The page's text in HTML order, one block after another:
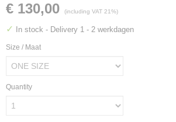
€ 130,00 (including VAT 21%)
✓ In stock - Delivery 1 - 2 werkdagen
Size / Maat
Quantity